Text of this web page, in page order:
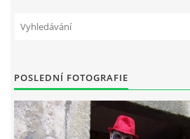
© 2026 eStránky.cz
POSLEDNÍ FOTOGRAFIE